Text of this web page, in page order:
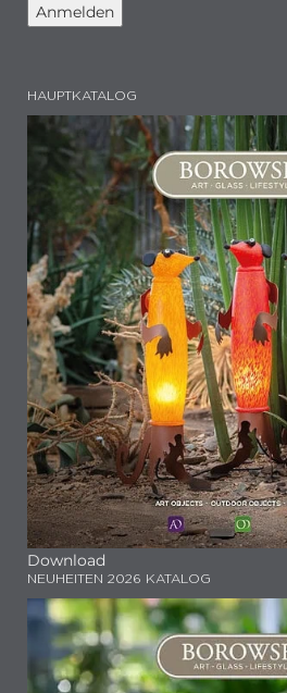
HAUPTKATALOG
Download
NEUHEITEN 2026 KATALOG